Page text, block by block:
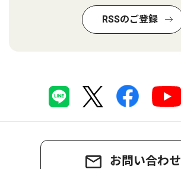
RSSのご登録
お問い合わせ